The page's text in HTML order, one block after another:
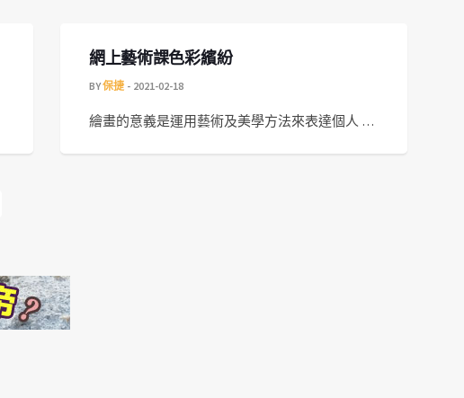
網上藝術課色彩繽紛
BY保捷 2021-02-18
繪畫的意義是運用藝術及美學方法來表達個人 …